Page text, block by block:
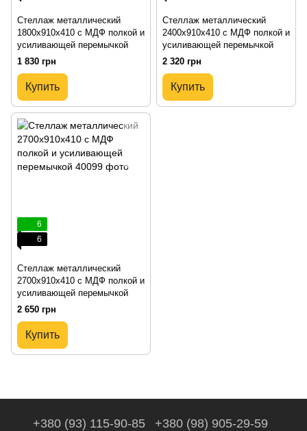
Стеллаж металлический
1800х910х410 с МДФ полкой и
усиливающей перемычкой
1 830 грн
Купить
Стеллаж металлический
2400х910х410 с МДФ полкой и
усиливающей перемычкой
2 320 грн
Купить
6
6
Стеллаж металлический
2700х910х410 с МДФ полкой и
усиливающей перемычкой
2 650 грн
Купить
+380 (93) 115-90-85 +380 (98) 905-29-59